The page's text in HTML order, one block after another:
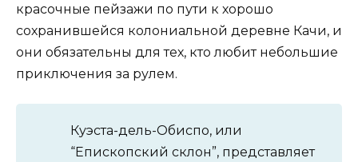
красочные пейзажи по пути к хорошо
сохранившейся колониальной деревне Качи, и
они обязательны для тех, кто любит небольшие
приключения за рулем.
Куэста-дель-Обиспо, или
“Епископский склон”, представляет